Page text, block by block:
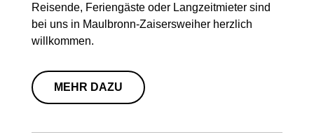
Reisende, Feriengäste oder Langzeitmieter sind
bei uns in Maulbronn-Zaisersweiher herzlich
willkommen.
MEHR DAZU